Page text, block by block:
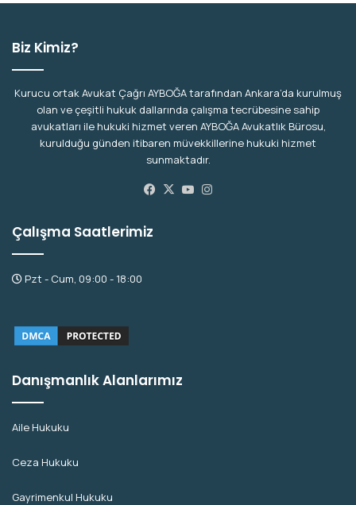
Biz Kimiz?
Kurucu ortak Avukat Çağrı AYBOĞA tarafından Ankara’da kurulmuş
olan ve çeşitli hukuk dallarında çalışma tecrübesine sahip
avukatları ile hukuki hizmet veren AYBOĞA Avukatlık Bürosu,
kurulduğu günden itibaren müvekkillerine hukuki hizmet
sunmaktadır.
Facebook
X YouTube
Çalışma Saatlerimiz
Pzt - Cum, 09:00 - 18:00
Danışmanlık Alanlarımız
Aile Hukuku
Ceza Hukuku
Gayrimenkul Hukuku